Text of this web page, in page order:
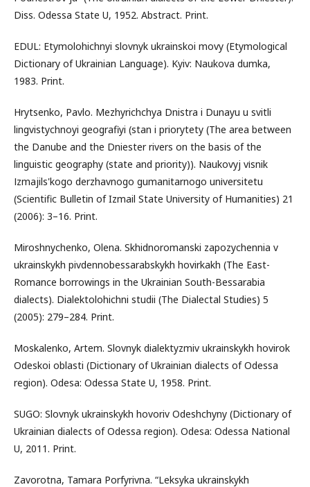
Diss. Odessa State U, 1952. Abstract. Print.
EDUL: Etymolohichnyi slovnyk ukrainskoi movy (Etymological
Dictionary of Ukrainian Language). Kyiv: Naukova dumka,
1983. Print.
Hrytsenko, Pavlo. Mezhyrichchya Dnistra i Dunayu u svitli
lingvistychnoyi geografiyi (stan i priorytety (The area between
the Danube and the Dniester rivers on the basis of the
linguistic geography (state and priority)). Naukovyj vіsnik
Іzmajils'kogo derzhavnogo gumanіtarnogo unіversitetu
(Scientific Bulletin of Izmail State University of Humanities) 21
(2006): 3–16. Print.
Miroshnychenko, Olena. Skhidnoromanski zapozychennia v
ukrainskykh pivdennobessarabskykh hovirkakh (The East-
Romance borrowings in the Ukrainian South-Bessarabia
dialects). Dialektolohichni studii (The Dialectal Studies) 5
(2005): 279–284. Print.
Moskalenko, Artem. Slovnyk dialektyzmiv ukrainskykh hovirok
Odeskoi oblasti (Dictionary of Ukrainian dialects of Odessa
region). Odesa: Odessa State U, 1958. Print.
SUGO: Slovnyk ukrainskykh hovoriv Odeshchyny (Dictionary of
Ukrainian dialects of Odessa region). Odesa: Odessa National
U, 2011. Print.
Zavorotna, Tamara Porfyrivna. “Leksyka ukrainskykh